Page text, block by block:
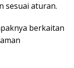
sesuai aturan.
berkaitan